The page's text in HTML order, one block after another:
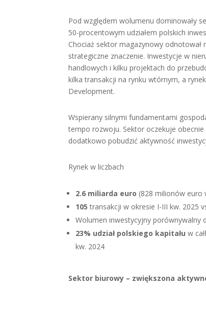
Pod względem wolumenu dominowały
50-procentowym udziałem polskich
Chociaż sektor magazynowy odnotował
strategiczne znaczenie. Inwestycje w
handlowych i kilku projektach do
kilka transakcji na rynku wtórnym, a
Development.
Wspierany silnymi fundamentami
tempo rozwoju. Sektor oczekuje
dodatkowo pobudzić aktywność
Rynek w liczbach
2.6 miliarda euro (828 milionów euro
105 transakcji w okresie I-III kw. 2025
Wolumen inwestycyjny porównywalny
23% udział polskiego kapitałuw
kw. 2024
Sektor biurowy – zwiększona